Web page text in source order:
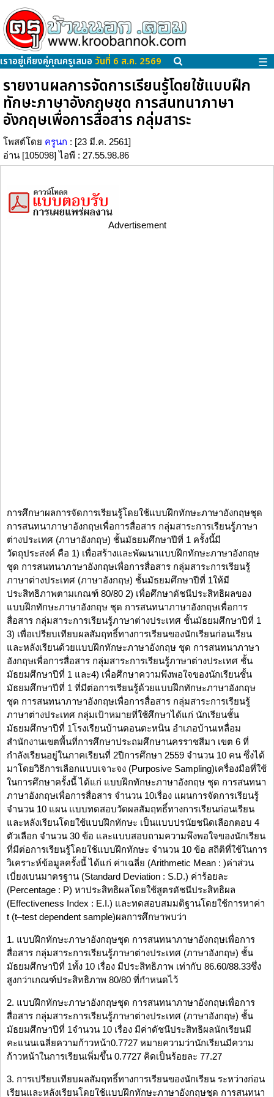
เราอยู่เคียงคู่คุณครูเสมอ วันที่ 6 ส.ค. 2569 ☰
รายงานผลการจัดการเรียนรู้โดยใช้แบบฝึก
ทักษะภาษาอังกฤษชุด การสนทนาภาษา
อังกฤษเพื่อการสื่อสาร กลุ่มสาระ
โพสต์โดย ครูนก : [23 มี.ค. 2561]
อ่าน [105098] ไอพี : 27.55.98.86
Advertisement
การศึกษาผลการจัดการเรียนรู้โดยใช้แบบฝึกทักษะภาษาอังกฤษชุด
การสนทนาภาษาอังกฤษเพื่อการสื่อสาร กลุ่มสาระการเรียนรู้ภาษา
ต่างประเทศ (ภาษาอังกฤษ) ชั้นมัธยมศึกษาปีที่ 1 ครั้งนี้มี
วัตถุประสงค์ คือ 1) เพื่อสร้างและพัฒนาแบบฝึกทักษะภาษาอังกฤษ
ชุด การสนทนาภาษาอังกฤษเพื่อการสื่อสาร กลุ่มสาระการเรียนรู้
ภาษาต่างประเทศ (ภาษาอังกฤษ) ชั้นมัธยมศึกษาปีที่ 1ให้มี
ประสิทธิภาพตามเกณฑ์ 80/80 2) เพื่อศึกษาดัชนีประสิทธิผลของ
แบบฝึกทักษะภาษาอังกฤษ ชุด การสนทนาภาษาอังกฤษเพื่อการ
สื่อสาร กลุ่มสาระการเรียนรู้ภาษาต่างประเทศ ชั้นมัธยมศึกษาปีที่ 1
3) เพื่อเปรียบเทียบผลสัมฤทธิ์ทางการเรียนของนักเรียนก่อนเรียน
และหลังเรียนด้วยแบบฝึกทักษะภาษาอังกฤษ ชุด การสนทนาภาษา
อังกฤษเพื่อการสื่อสาร กลุ่มสาระการเรียนรู้ภาษาต่างประเทศ ชั้น
มัธยมศึกษาปีที่ 1 และ4) เพื่อศึกษาความพึงพอใจของนักเรียนชั้น
มัธยมศึกษาปีที่ 1 ที่มีต่อการเรียนรู้ด้วยแบบฝึกทักษะภาษาอังกฤษ
ชุด การสนทนาภาษาอังกฤษเพื่อการสื่อสาร กลุ่มสาระการเรียนรู้
ภาษาต่างประเทศ กลุ่มเป้าหมายที่ใช้ศึกษาได้แก่ นักเรียนชั้น
มัธยมศึกษาปีที่ 1โรงเรียนบ้านดอนตะหนิน อำเภอบ้านเหลื่อม
สำนักงานเขตพื้นที่การศึกษาประถมศึกษานครราชสีมา เขต 6 ที่
กำลังเรียนอยู่ในภาคเรียนที่ 2ปีการศึกษา 2559 จำนวน 10 คน ซึ่งได้
มาโดยวิธีการเลือกแบบเจาะจง (Purposive Sampling)เครื่องมือที่ใช้
ในการศึกษาครั้งนี้ ได้แก่ แบบฝึกทักษะภาษาอังกฤษ ชุด การสนทนา
ภาษาอังกฤษเพื่อการสื่อสาร จำนวน 10เรื่อง แผนการจัดการเรียนรู้
จำนวน 10 แผน แบบทดสอบวัดผลสัมฤทธิ์ทางการเรียนก่อนเรียน
และหลังเรียนโดยใช้แบบฝึกทักษะ เป็นแบบปรนัยชนิดเลือกตอบ 4
ตัวเลือก จำนวน 30 ข้อ และแบบสอบถามความพึงพอใจของนักเรียน
ที่มีต่อการเรียนรู้โดยใช้แบบฝึกทักษะ จำนวน 10 ข้อ สถิติที่ใช้ในการ
วิเคราะห์ข้อมูลครั้งนี้ ได้แก่ ค่าเฉลี่ย (Arithmetic Mean : )ค่าส่วน
เบี่ยงเบนมาตรฐาน (Standard Deviation : S.D.) ค่าร้อยละ
(Percentage : P) หาประสิทธิผลโดยใช้สูตรดัชนีประสิทธิผล
(Effectiveness Index : E.I.) และทดสอบสมมติฐานโดยใช้การหาค่า
t (t–test dependent sample)ผลการศึกษาพบว่า
1. แบบฝึกทักษะภาษาอังกฤษชุด การสนทนาภาษาอังกฤษเพื่อการ
สื่อสาร กลุ่มสาระการเรียนรู้ภาษาต่างประเทศ (ภาษาอังกฤษ) ชั้น
มัธยมศึกษาปีที่ 1ทั้ง 10 เรื่อง มีประสิทธิภาพ เท่ากับ 86.60/88.33ซึ่ง
สูงกว่าเกณฑ์ประสิทธิภาพ 80/80 ที่กำหนดไว้
2. แบบฝึกทักษะภาษาอังกฤษชุด การสนทนาภาษาอังกฤษเพื่อการ
สื่อสาร กลุ่มสาระการเรียนรู้ภาษาต่างประเทศ (ภาษาอังกฤษ) ชั้น
มัธยมศึกษาปีที่ 1จำนวน 10 เรื่อง มีค่าดัชนีประสิทธิผลนักเรียนมี
คะแนนเฉลี่ยความก้าวหน้า0.7727 หมายความว่านักเรียนมีความ
ก้าวหน้าในการเรียนเพิ่มขึ้น 0.7727 คิดเป็นร้อยละ 77.27
3. การเปรียบเทียบผลสัมฤทธิ์ทางการเรียนของนักเรียน ระหว่างก่อน
เรียนและหลังเรียนโดยใช้แบบฝึกทักษะภาษาอังกฤษชุด การสนทนา